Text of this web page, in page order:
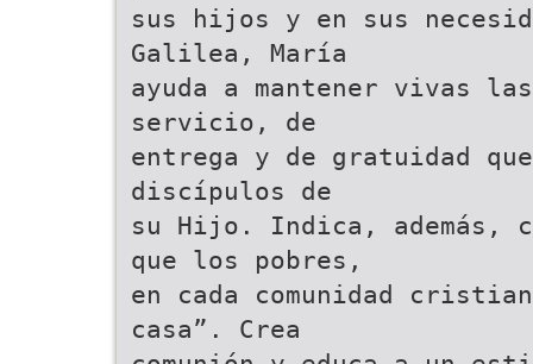
sus hijos y en sus
Galilea, María
ayuda a mantener vivas
servicio, de
entrega y de gratuidad
discípulos de
su Hijo. Indica, además,
que los pobres,
en cada comunidad
casa”. Crea